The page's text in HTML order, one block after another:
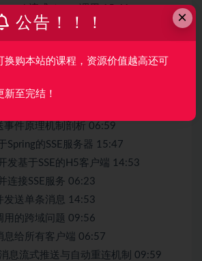
流式stream调用 15:41
制器与业务功能进行解耦优化 09:37
时间的优雅统计 11:57
事件】如何让家庭医生进行病情分析并
事件原理机制剖析 06:59
Spring的SSE服务器 15:47
发基于SSE的H5客户端 14:53
连接SSE服务 06:23
发送单条消息 14:53
用的跨域问题 09:56
息给所有客户端 06:57
息流式推送与自动重连机制 09:59
×
公告！！！
购本站的课程，资源价值越高还可
至完结！